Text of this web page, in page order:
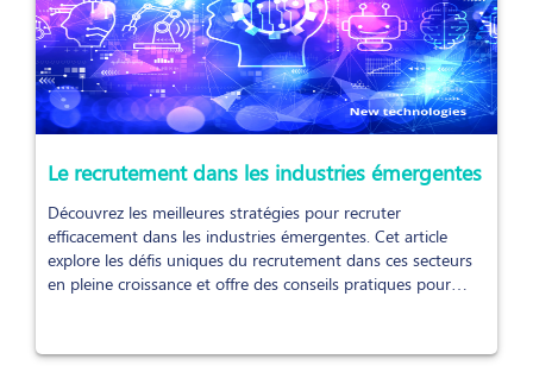
Le recrutement dans les industries émergentes
Découvrez les meilleures stratégies pour recruter
efficacement dans les industries émergentes. Cet article
explore les défis uniques du recrutement dans ces secteurs
en pleine croissance et offre des conseils pratiques pour